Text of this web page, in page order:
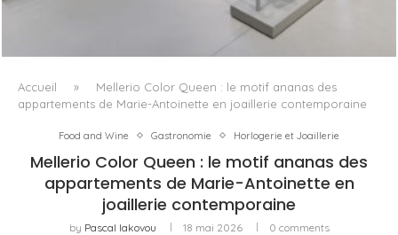
ISSEY MIYAKE AU 45 MADISON AVENUE : LE PLI COMME
PRINCIPE ARCHITECTURAL
Accueil »
Mellerio Color Queen : le motif ananas des
appartements de Marie-Antoinette en joaillerie contemporaine
Food and Wine Gastronomie Horlogerie et Joaillerie
Mellerio Color Queen : le motif ananas des
appartements de Marie-Antoinette en
joaillerie contemporaine
by Pascal Iakovou 18 mai 2026 0 comments